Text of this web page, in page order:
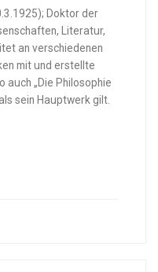
Doktor der
Literatur,
an verschiedenen
mit und erstellte
auch „Die Philosophie
sein Hauptwerk gilt.